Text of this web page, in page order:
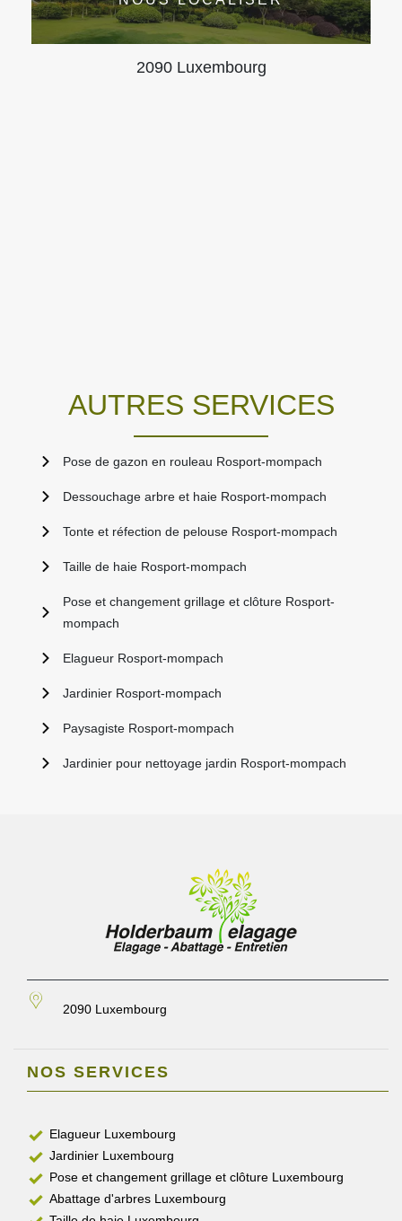
2090 Luxembourg
AUTRES SERVICES
Pose de gazon en rouleau Rosport-mompach
Dessouchage arbre et haie Rosport-mompach
Tonte et réfection de pelouse Rosport-mompach
Taille de haie Rosport-mompach
Pose et changement grillage et clôture Rosport-
mompach
Elagueur Rosport-mompach
Jardinier Rosport-mompach
Paysagiste Rosport-mompach
Jardinier pour nettoyage jardin Rosport-mompach
2090 Luxembourg
NOS SERVICES
Elagueur Luxembourg
Jardinier Luxembourg
Pose et changement grillage et clôture Luxembourg
Abattage d'arbres Luxembourg